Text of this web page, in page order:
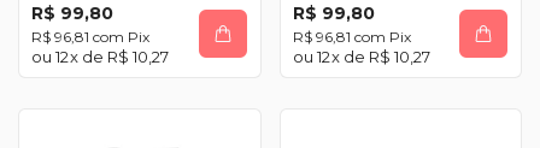
R$ 99,80
R$ 96,81 com Pix
12x de R$ 10,27
R$ 99,80
R$ 96,81 com Pix
12x de R$ 10,27